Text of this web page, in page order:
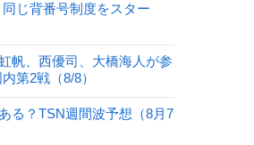
じ背番号制度をスター
帆、西優司、大橋海人が参
第2戦（8/8）
る？TSN週間波予想（8月7